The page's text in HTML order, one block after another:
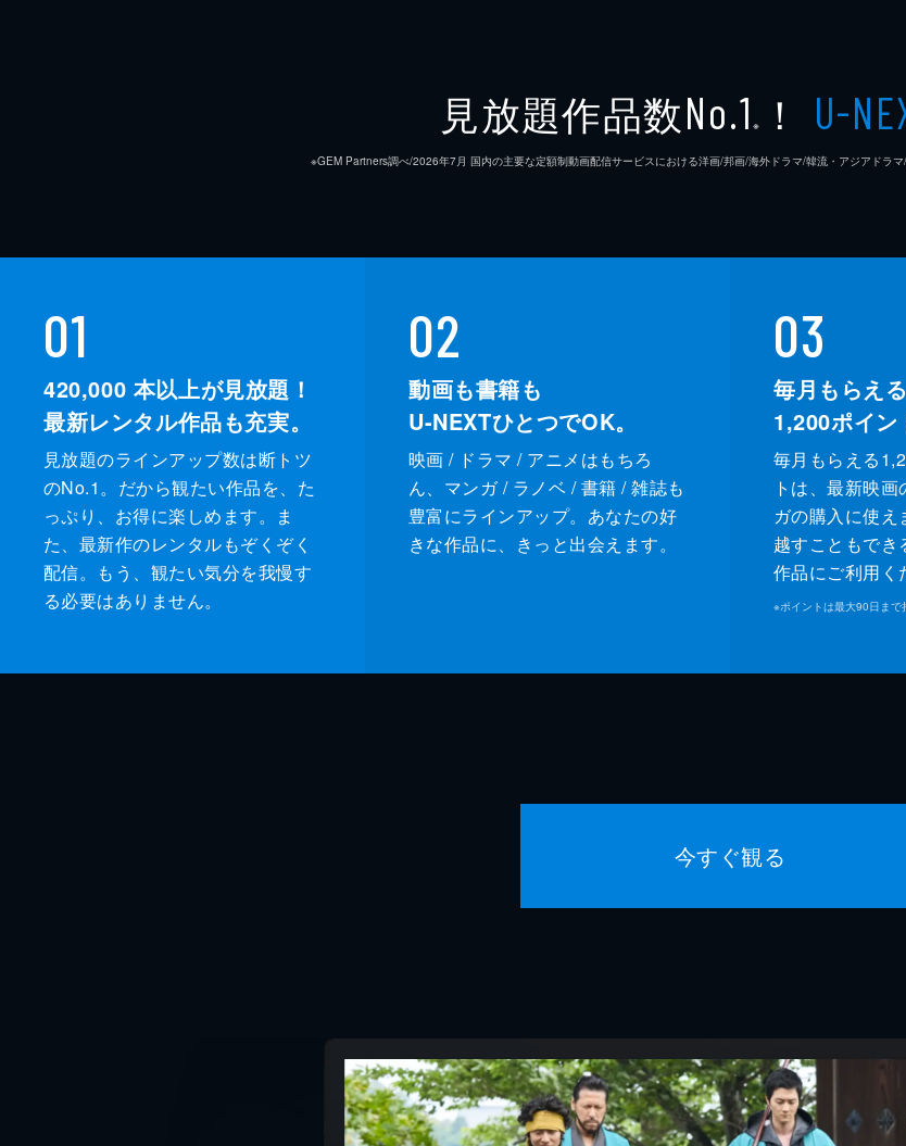
見放題作品数No.1 ※ ！ U-
※GEM Partners調べ/2026年7⽉ 国内の主要な定額制動画配信サービスにおける洋画/邦画/海外ドラマ/韓流・アジアドラマ
01
420,000 本以上が見放題！
最新レンタル作品も充実。
見放題のラインアップ数は断トツ
のNo.1。だから観たい作品を、た
っぷり、お得に楽しめます。ま
た、最新作のレンタルもぞくぞく
配信。もう、観たい気分を我慢す
る必要はありません。
02
動画も書籍も
U-NEXTひとつでOK。
映画 / ドラマ / アニメはもちろ
ん、マンガ / ラノベ / 書籍 / 雑誌も
豊富にラインアップ。あなたの好
きな作品に、きっと出会えます。
03
毎月もらえる
1,200ポイン
毎月もらえる
トは、最新映
ガの購入に使え
越すこともでき
作品にご利用く
※ポイントは最大90日まで
今すぐ観る